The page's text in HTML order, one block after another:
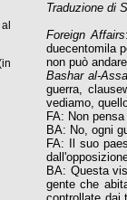
Traduzione di
Foreign Affairs
duecentomila
non può
Bashar al-
guerra,
vediamo,
FA: Non
BA: No, ogni
FA: Il suo
BA: Questa
gente che